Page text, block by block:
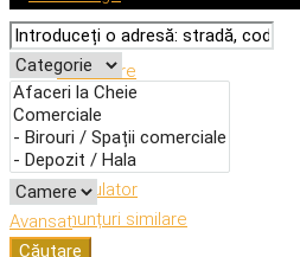
Avansat
Căutare
Descriere
Caracteristici
Adresă
Detalii
Calculator
Anunțuri similare